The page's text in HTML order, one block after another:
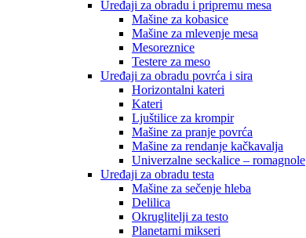
Uređaji za obradu i pripremu mesa
Mašine za kobasice
Mašine za mlevenje mesa
Mesoreznice
Testere za meso
Uređaji za obradu povrća i sira
Horizontalni kateri
Kateri
Ljuštilice za krompir
Mašine za pranje povrća
Mašine za rendanje kačkavalja
Univerzalne seckalice – romagnole
Uređaji za obradu testa
Mašine za sečenje hleba
Delilica
Okruglitelji za testo
Planetarni mikseri